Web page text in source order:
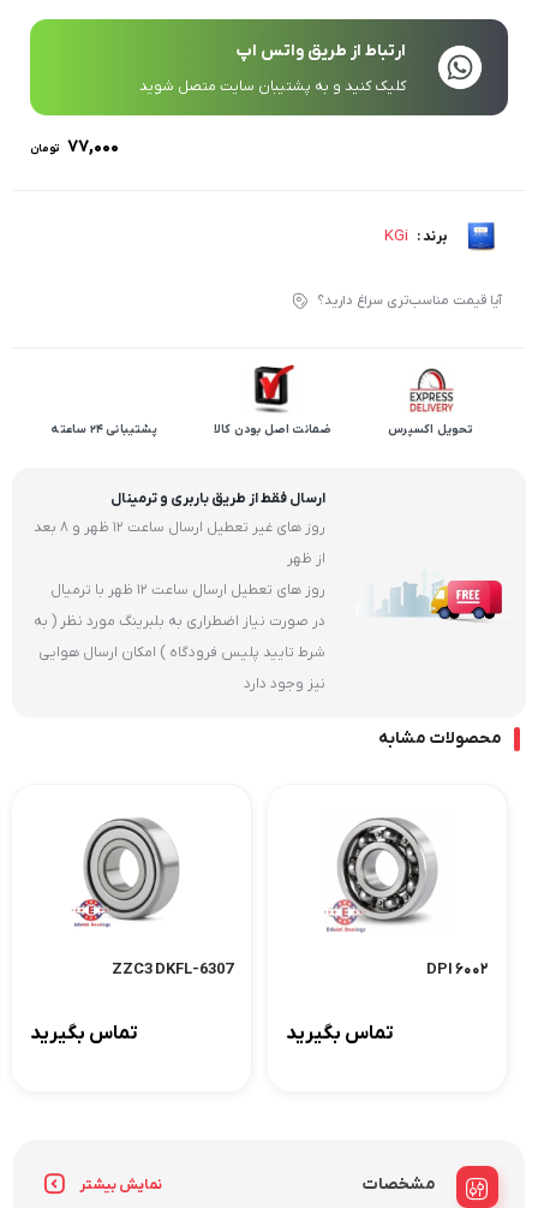
ارتباط از طریق واتس اپ
کلیک کنید و به پشتیبان سایت متصل شوید
۷۷,۰۰۰ تومان
برند : KGi
آیا قیمت مناسب‌تری سراغ دارید؟
تحویل اکسپرس ضمانت اصل بودن کالا پشتیبانی 24 ساعته
ارسال فقط از طریق باربری و ترمینال
روز های غیر تعطیل ارسال ساعت 12 ظهر و 8 بعد
از ظهر
روز های تعطیل ارسال ساعت 12 ظهر با ترمیال
در صورت نیاز اضطراری به بلبرینگ مورد نظر ( به
شرط تایید پلیس فرودگاه ) امکان ارسال هوایی
نیز وجود دارد
محصولات مشابه
۶۰۰۲ DPI
تماس بگیرید
6307-ZZC3 DKFL
تماس بگیرید
مشخصات نمایش بیشتر